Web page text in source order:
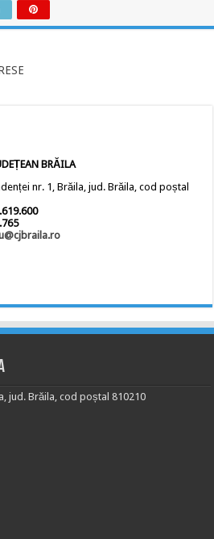
BRĂILA
nr. 1, Brăila, jud. Brăila, cod poștal
jud. Brăila, cod poștal 810210